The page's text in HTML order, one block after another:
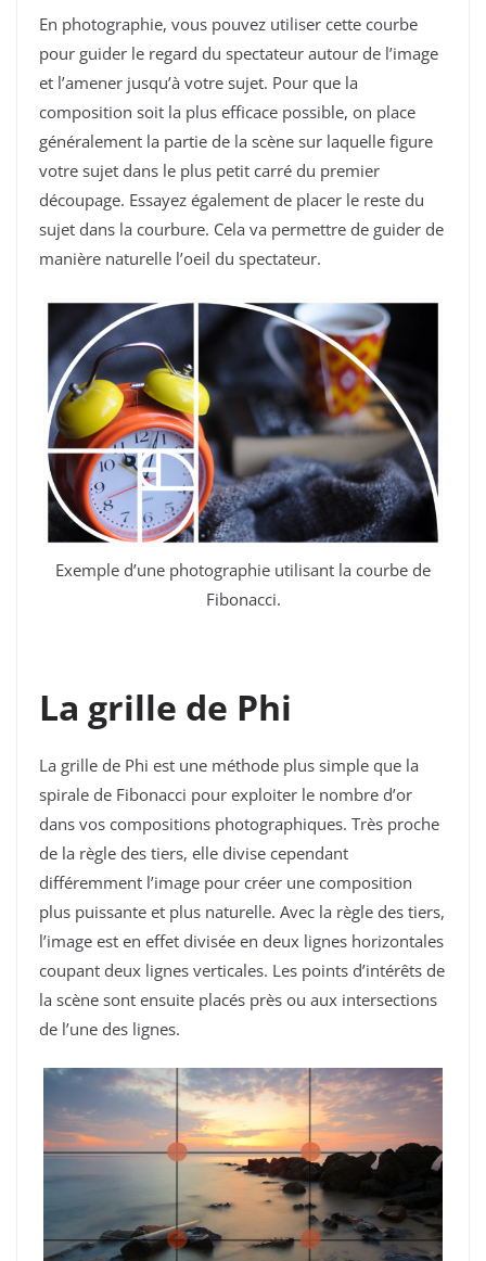
En photographie, vous pouvez utiliser cette courbe
pour guider le regard du spectateur autour de l’image
et l’amener jusqu’à votre sujet. Pour que la
composition soit la plus efficace possible, on place
généralement la partie de la scène sur laquelle figure
votre sujet dans le plus petit carré du premier
découpage. Essayez également de placer le reste du
sujet dans la courbure. Cela va permettre de guider de
manière naturelle l’oeil du spectateur.
Exemple d’une photographie utilisant la courbe de
Fibonacci.
La grille de Phi
La grille de Phi est une méthode plus simple que la
spirale de Fibonacci pour exploiter le nombre d’or
dans vos compositions photographiques. Très proche
de la règle des tiers, elle divise cependant
différemment l’image pour créer une composition
plus puissante et plus naturelle. Avec la règle des tiers,
l’image est en effet divisée en deux lignes horizontales
coupant deux lignes verticales. Les points d’intérêts de
la scène sont ensuite placés près ou aux intersections
de l’une des lignes.